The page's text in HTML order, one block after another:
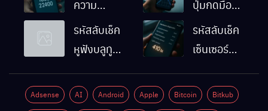
ความ
ละเอียดหน้า
จอมือถือ
ปุ่มกดมือถือ
Android
ทำงานปกติ
รหัสลับเช็ค
หูฟังบลูทูธ
Android
ด้วยตัวเอง
รหัสลับเช็ค
เซ็นเซอร์
Android
ทำงานปกติ
Adsense AI Android Apple Bitcoin Bitkub